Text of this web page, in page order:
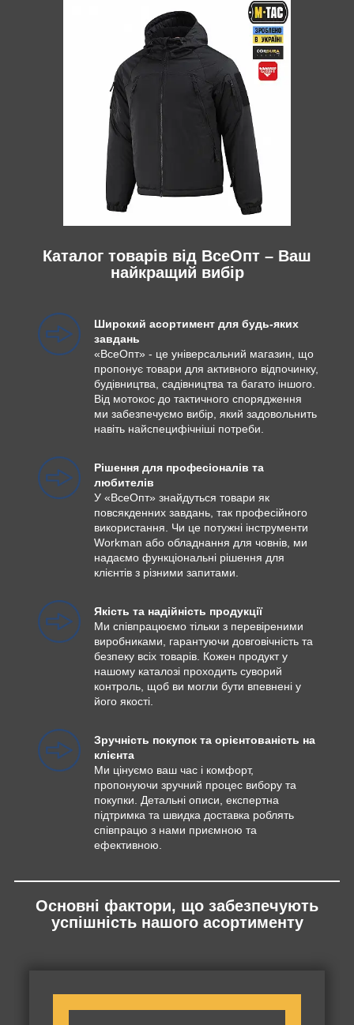
Каталог товарів від ВсеОпт – Ваш
найкращий вибір
Широкий асортимент для будь-яких
завдань
«ВсеОпт» - це універсальний магазин, що
пропонує товари для активного відпочинку,
будівництва, садівництва та багато іншого.
Від мотокос до тактичного спорядження
ми забезпечуємо вибір, який задовольнить
навіть найспецифічніші потреби.
Рішення для професіоналів та
любителів
У «ВсеОпт» знайдуться товари як
повсякденних завдань, так професійного
використання. Чи це потужні інструменти
Workman або обладнання для човнів, ми
надаємо функціональні рішення для
клієнтів з різними запитами.
Якість та надійність продукції
Ми співпрацюємо тільки з перевіреними
виробниками, гарантуючи довговічність та
безпеку всіх товарів. Кожен продукт у
нашому каталозі проходить суворий
контроль, щоб ви могли бути впевнені у
його якості.
Зручність покупок та орієнтованість на
клієнта
Ми цінуємо ваш час і комфорт,
пропонуючи зручний процес вибору та
покупки. Детальні описи, експертна
підтримка та швидка доставка роблять
співпрацю з нами приємною та
ефективною.
Основні фактори, що забезпечують
успішність нашого асортименту